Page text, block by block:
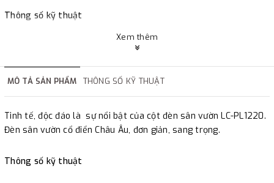
Thông số kỹ thuật
Cột đèn cổ điển châu âu LC-PL1220
Mã đầu đèn trang trí: LC-PK1220
Power: E27: 14W-40W; AC100-240V,
Led Bridgelux, CCT: 3000~6000K
IP Rating: IP44; CRI (Ra)>80; Pf>0.95
Xem thêm
MÔ TẢ SẢN PHẨM THÔNG SỐ KỸ THUẬT
Tinh tế, độc đáo là sự nổi bật của cột đèn sân vườn LC-PL1220.
Đèn sân vườn cổ điển Châu Âu, đơn giản, sang trọng.
Thông số kỹ thuật